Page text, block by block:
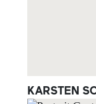
KARSTEN